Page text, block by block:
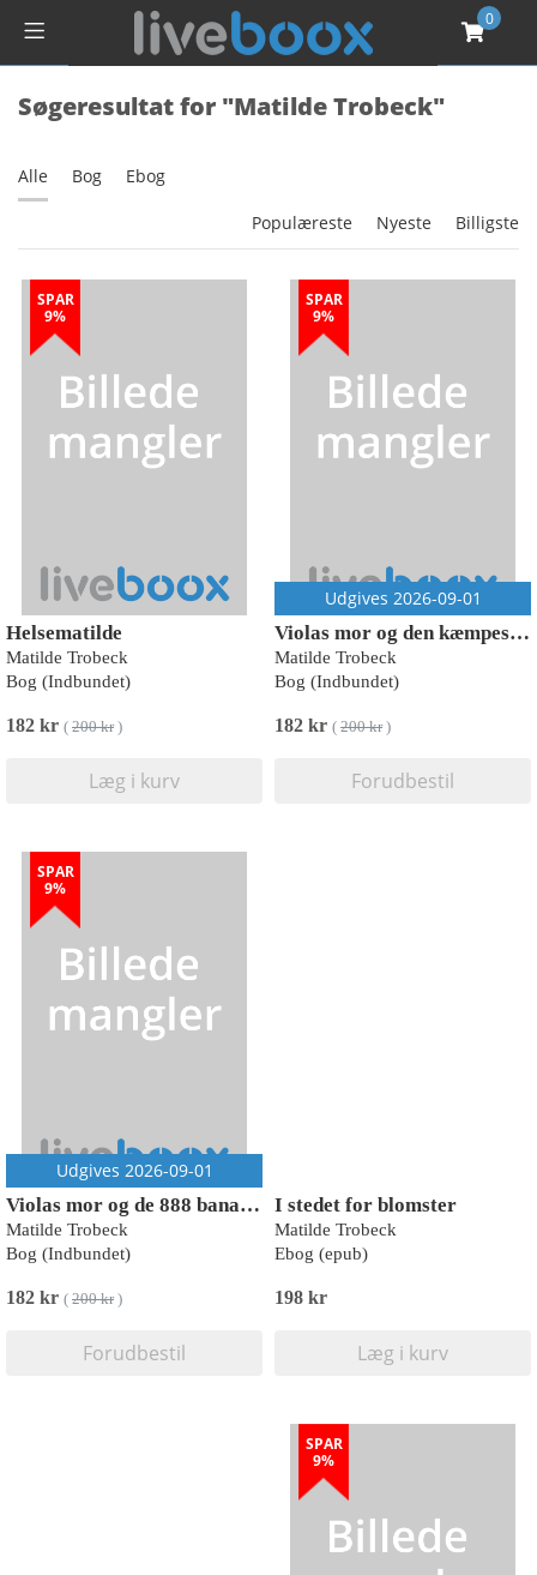
0
Søgeresultat for "Matilde Trobeck"
Alle Bog Ebog
Populæreste Nyeste Billigste
SPAR
9%
Helsematilde
Matilde Trobeck
Bog (Indbundet)
182 kr ( 200 kr)
Læg i kurv
SPAR
9%
Udgives 2026-09-01
Violas mor og den kæmpestore lort
Matilde Trobeck
Bog (Indbundet)
182 kr ( 200 kr)
Forudbestil
SPAR
9%
Udgives 2026-09-01
Violas mor og de 888 bananer
Matilde Trobeck
Bog (Indbundet)
182 kr ( 200 kr)
Forudbestil
I stedet for blomster
Matilde Trobeck
Ebog (epub)
198 kr
Læg i kurv
SPAR
9%